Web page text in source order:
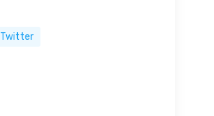
Twitter